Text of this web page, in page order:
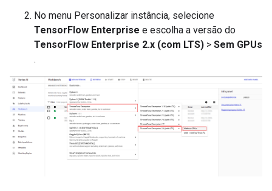
No menu Personalizar instância, selecione
TensorFlow Enterprise e escolha a versão do
TensorFlow Enterprise 2.x (com LTS) > Sem GPUs
.